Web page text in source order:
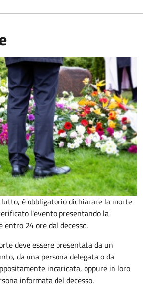
è obbligatorio dichiarare la morte
l'evento presentando la
entro 24 ore dal decesso.
deve essere presentata da un
da una persona delegata o da
incaricata, oppure in loro
informata del decesso.